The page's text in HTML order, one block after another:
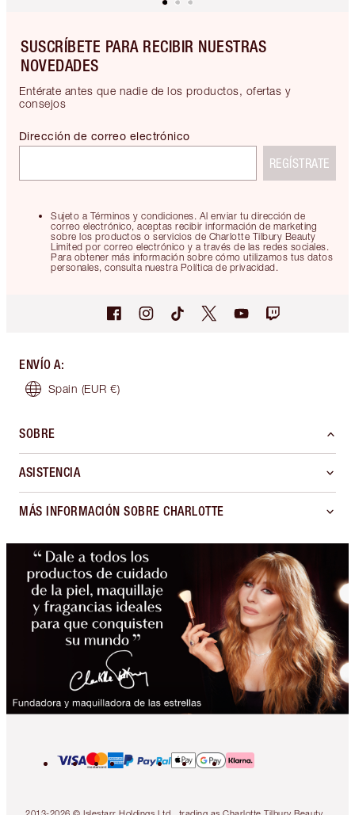
SUSCRÍBETE PARA RECIBIR NUESTRAS
NOVEDADES
Entérate antes que nadie de los productos, ofertas y
consejos
Sujeto a Términos y condiciones. Al enviar tu dirección de
correo electrónico, aceptas recibir información de marketing
sobre los productos o servicios de Charlotte Tilbury Beauty
Limited por correo electrónico y a través de las redes sociales.
Para obtener más información sobre cómo utilizamos tus datos
personales, consulta nuestra Política de privacidad.
Dirección de correo electrónico
REGÍSTRATE
ENVÍO A:
Spain (EUR €)
SOBRE
ASISTENCIA
MÁS INFORMACIÓN SOBRE CHARLOTTE